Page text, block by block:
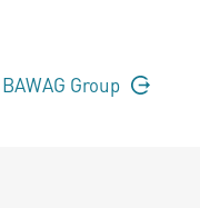
BAWAG Group